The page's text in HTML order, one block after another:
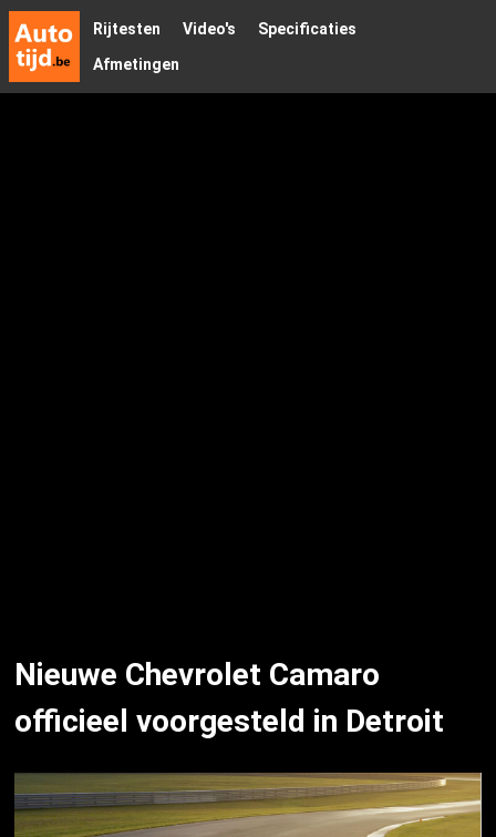
Rijtesten Video's
Specificaties
Afmetingen
Nieuwe Chevrolet Camaro
officieel voorgesteld in Detroit